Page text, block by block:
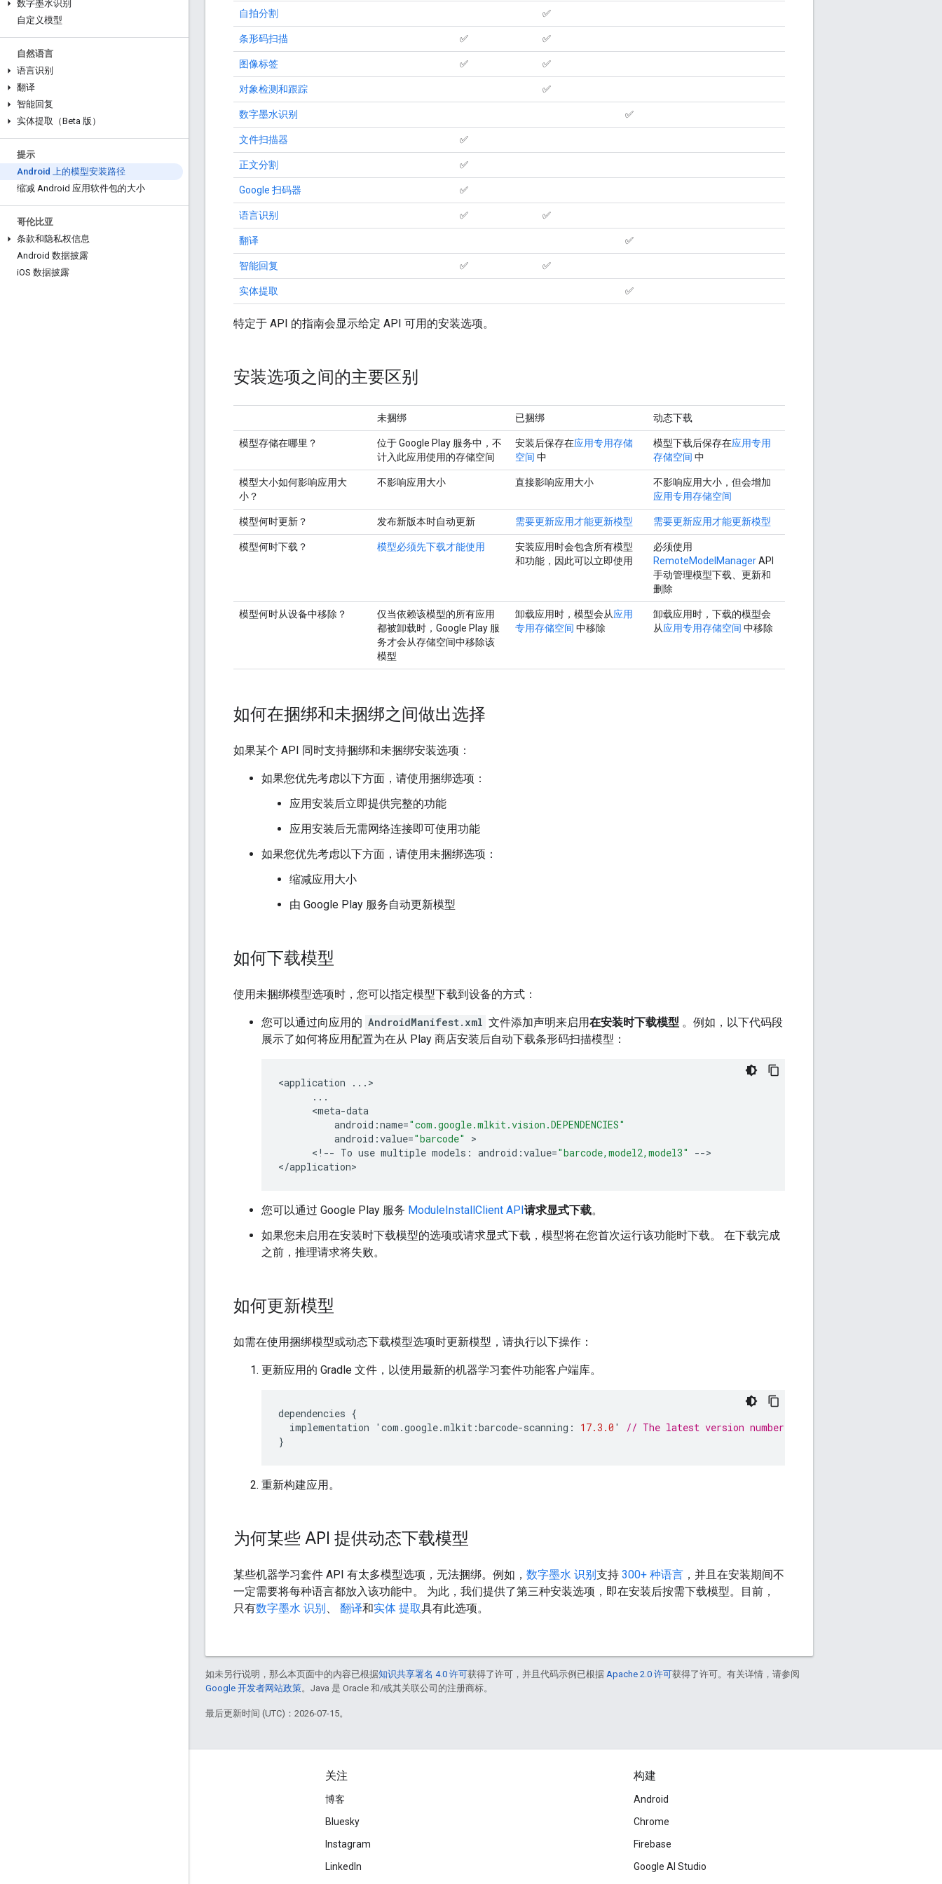
数字墨水识别
自定义模型
自然语言
语言识别
翻译
智能回复
实体提取（Beta 版）
提示
Android 上的模型安装路径
缩减 Android 应用软件包的大小
哥伦比亚
条款和隐私权信息
Android 数据披露
iOS 数据披露
自拍分割 ✅
条形码扫描 ✅ ✅
图像标签 ✅ ✅
对象检测和跟踪 ✅
数字墨水识别 ✅
文件扫描器 ✅
正文分割 ✅
Google 扫码器 ✅
语言识别 ✅ ✅
翻译 ✅
智能回复 ✅ ✅
实体提取 ✅
特定于 API 的指南会显示给定 API 可用的安装选项。
安装选项之间的主要区别
未捆绑 已捆绑 动态下载
模型存储在哪里？
位于 Google Play 服务中，不
计入此应用使用的存储空间
安装后保存在应用专用存储
空间 中
模型下载后保存在应用专用
存储空间 中
模型大小如何影响应用大
小？
不影响应用大小 直接影响应用大小
不影响应用大小，但会增加
应用专用存储空间
模型何时更新？ 发布新版本时自动更新 需要更新应用才能更新模型 需要更新应用才能更新模型
模型何时下载？ 模型必须先下载才能使用
安装应用时会包含所有模型
和功能，因此可以立即使用
必须使用
RemoteModelManagerAPI
手动管理模型下载、更新和
删除
模型何时从设备中移除？
仅当依赖该模型的所有应用
都被卸载时，Google Play 服
务才会从存储空间中移除该
模型
卸载应用时，模型会从应用
专用存储空间 中移除
卸载应用时，下载的模型会
从应用专用存储空间 中移除
如何在捆绑和未捆绑之间做出选择
如果某个 API 同时支持捆绑和未捆绑安装选项：
如果您优先考虑以下方面，请使用捆绑选项：
应用安装后立即提供完整的功能
应用安装后无需网络连接即可使用功能
如果您优先考虑以下方面，请使用未捆绑选项：
缩减应用大小
由 Google Play 服务自动更新模型
如何下载模型
使用未捆绑模型选项时，您可以指定模型下载到设备的方式：
您可以通过向应用的 AndroidManifest.xml 文件添加声明来启用在安装时下载模型 。例如，以下代码段
展示了如何将应用配置为在从 Play 商店安装后自动下载条形码扫描模型：
<application ... >
...
      <
meta-data
android :name="com.google.mlkit.vision.DEPENDENCIES"
android :value="barcode"
>
      <
! -- To use multiple models : android :value="barcode,model2,model3" -->
</application
您可以通过 Google Play 服务 ModuleInstallClient API请求显式下载。
如果您未启用在安装时下载模型的选项或请求显式下载，模型将在您首次运行该功能时下载。 在下载完成
之前，推理请求将失败。
如何更新模型
如需在使用捆绑模型或动态下载模型选项时更新模型，请执行以下操作：
更新应用的 Gradle 文件，以使用最新的机器学习套件功能客户端库。
dependencies {
implementation
' com .google.mlkit :barcode-scanning : 17.3.0 '
// The latest version number of the API
}
重新构建应用。
为何某些 API 提供动态下载模型
某些机器学习套件 API 有太多模型选项，无法捆绑。例如， 数字墨水 识别支持 300+ 种语言 ，并且在安装期间不
一定需要将每种语言都放入该功能中。 为此，我们提供了第三种安装选项，即在安装后按需下载模型。目前，
只有数字墨水 识别、 翻译和实体 提取具有此选项。
如未另行说明，那么本页面中的内容已根据知识共享署名 4.0 许可获得了许可，并且代码示例已根据 Apache 2.0 许可获得了许可。有关详情，请参阅
Google 开发者网站政策。Java 是 Oracle 和/或其关联公司的注册商标。
最后更新时间 (UTC)：2026-07-15。
关注
博客
Bluesky
Instagram
LinkedIn
构建
Android
Chrome
Firebase
Google AI Studio